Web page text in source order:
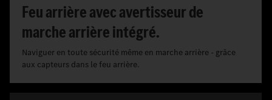
Feu arrière avec avertisseur de
marche arrière intégré.
Naviguer en toute sécurité même en marche arrière - grâce
aux capteurs dans le feu arrière.